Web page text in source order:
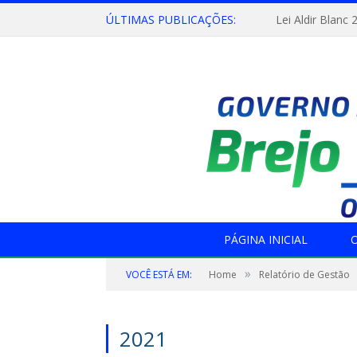
ÚLTIMAS PUBLICAÇÕES: Lei Aldir Blanc
PÁGINA INICIAL
VOCÊ ESTÁ EM: Home » Relatório de Gestão
2021